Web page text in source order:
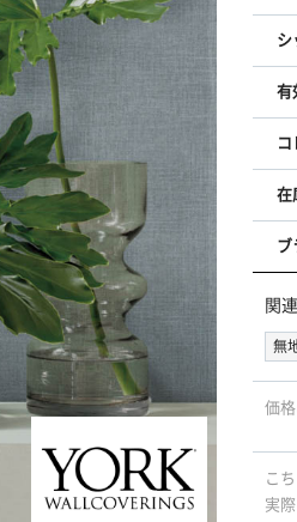
シ
有
在
ブ
関
無
価
こ
実